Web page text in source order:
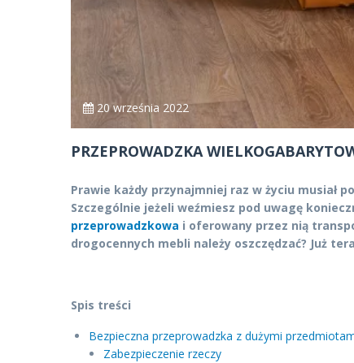
20 września 2022
PRZEPROWADZKA
Prawie każdy przynajmniej raz w życiu musiał
Szczególnie jeżeli weźmiesz pod uwagę
przeprowadzkowa i oferowany przez nią
drogocennych mebli należy oszczędzać? Już
Spis treści
Bezpieczna przeprowadzka z dużymi
Zabezpieczenie rzeczy